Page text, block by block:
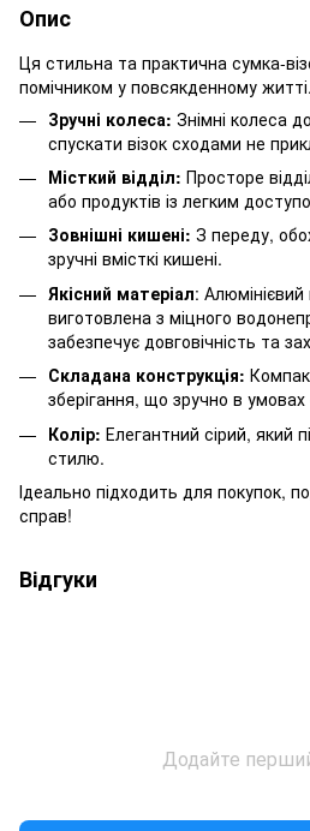
Опис
Ця стильна та практична сумка-
помічником у повсякденному
Зручні колеса: Знімні колеса
спускати візок сходами не
Місткий відділ: Просторе
або продуктів із легким
Зовнішні кишені: З переду,
зручні вмісткі кишені.
Якісний матеріал:
виготовлена з міцного
забезпечує довговічність та
Складана конструкція:
зберігання, що зручно в
Колір: Елегантний сірий, який
стилю.
Ідеально підходить для покупок,
справ!
Відгуки
Додайте